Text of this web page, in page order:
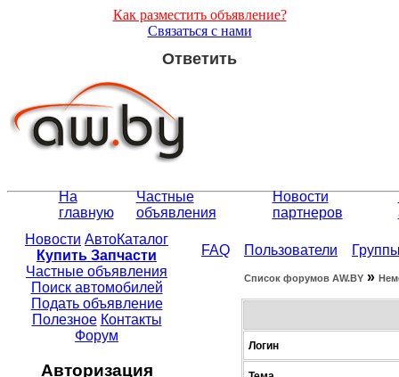
Как разместить объявление?
Связаться с нами
Ответить
На
главную
Частные
объявления
Новости
партнеров
Новости АвтоКаталог
Купить Запчасти
Частные объявления
Поиск автомобилей
Подать объявление
Полезное Контакты
Форум
Авторизация
FAQ Пользователи
Список форумов АW.BY »
Логин